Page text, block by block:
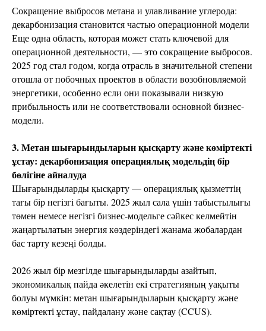
Сокращение выбросов метана и улавливание углерода:
декарбонизация становится частью операционной модели
Еще одна область, которая может стать ключевой для
операционной деятельности, — это сокращение выбросов.
2025 год стал годом, когда отрасль в значительной степени
отошла от побочных проектов в области возобновляемой
энергетики, особенно если они показывали низкую
прибыльность или не соответствовали основной бизнес-
модели.
3. Метан шығарындыларын қысқарту және көміртекті
ұстау: декарбонизация операциялық модельдің бір
бөлігіне айналуда
Шығарындыларды қысқарту — операциялық қызметтің
тағы бір негізгі бағыты. 2025 жыл сала үшін табыстылығы
төмен немесе негізгі бизнес-модельге сәйкес келмейтін
жаңартылатын энергия көздеріндегі жанама жобалардан
бас тарту кезеңі болды.
2026 жыл бір мезгілде шығарындыларды азайтып,
экономикалық пайда әкелетін екі стратегияның уақыты
болуы мүмкін: метан шығарындыларын қысқарту және
көміртекті ұстау, пайдалану және сақтау (CCUS).